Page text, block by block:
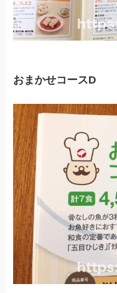
おまかせコースD